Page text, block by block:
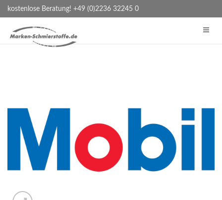
kostenlose Beratung! +49 (0)2236 32245 0